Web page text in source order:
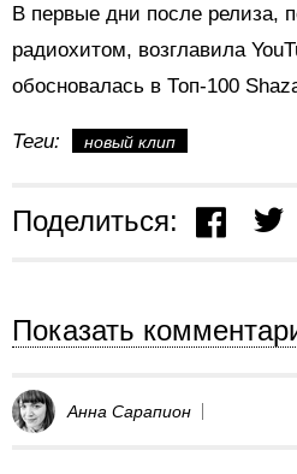
В первые дни после релиза,
радиохитом, возглавила
обосновалась в Топ-100
Теги: новый клип
Поделиться:
Показать
Анна Сарапион